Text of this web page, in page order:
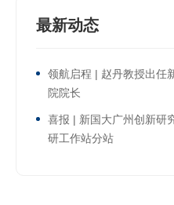
最新动态
领航启程 | 赵丹教授出任
院院长
喜报 | 新国大广州创新研
研工作站分站